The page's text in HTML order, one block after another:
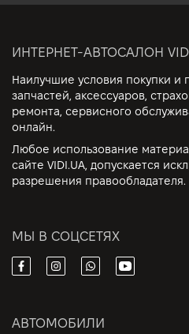
ИНТЕРНЕТ-АВТОСАЛОН
Наилучшие условия покупки и
запчастей, аксессуаров,
ремонта, сервисного
онлайн.
Любое использование
сайте VIDI.UA, допускается
разрешения правообладателя.
МЫ В СОЦСЕТЯХ
АВТОМОБИЛИ